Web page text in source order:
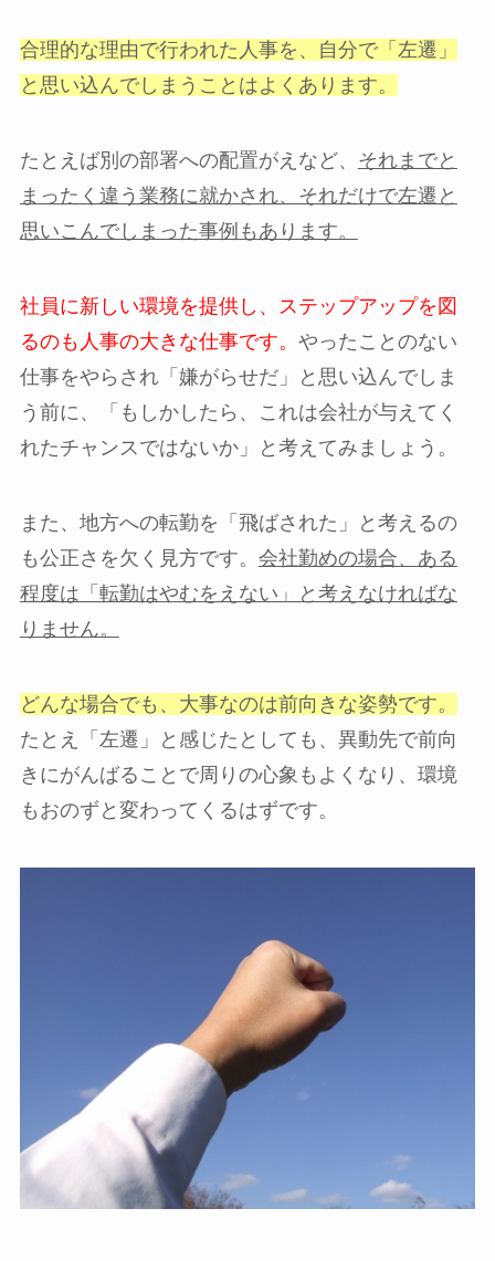
合理的な理由で行われた人事を、自分で「左遷」
と思い込んでしまうことはよくあります。
たとえば別の部署への配置がえなど、 それまでと
まったく違う業務に就かされ、それだけで左遷と
思いこんでしまった事例もあります。
社員に新しい環境を提供し、ステップアップを図
るのも人事の大きな仕事です。 やったことのない
仕事をやらされ「嫌がらせだ」と思い込んでしま
う前に、「もしかしたら、これは会社が与えてく
れたチャンスではないか」と考えてみましょう。
また、地方への転勤を「飛ばされた」と考えるの
も公正さを欠く見方です。 会社勤めの場合、ある
程度は「転勤はやむをえない」と考えなければな
りません。
どんな場合でも、大事なのは前向きな姿勢です。
たとえ「左遷」と感じたとしても、異動先で前向
きにがんばることで周りの心象もよくなり、環境
もおのずと変わってくるはずです。